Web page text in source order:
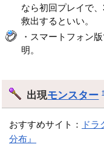
なら初回プレイで
救出するといい。
・スマートフォン
明。
出現モンスター †
おすすめサイト：
ド
分布』